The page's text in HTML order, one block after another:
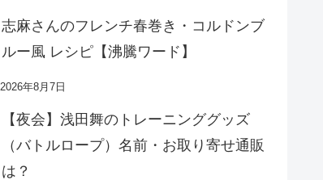
志麻さんのフレンチ春巻き・コルドンブ
ルー風 レシピ【沸騰ワード】
2026年8月7日
【夜会】浅田舞のトレーニンググッズ
（バトルロープ）名前・お取り寄せ通販
は？